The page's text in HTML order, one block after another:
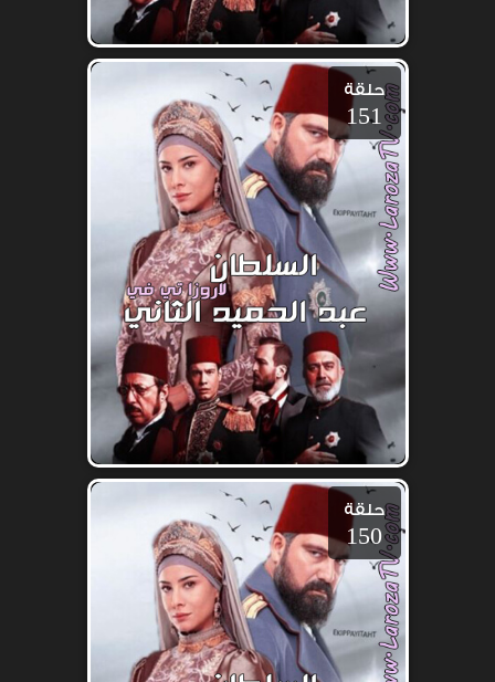
حلقة
151
حلقة
150